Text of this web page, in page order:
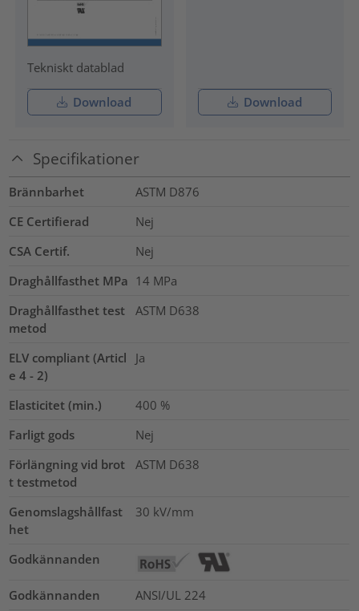
Tekniskt datablad
Download Download
Specifikationer
Brännbarhet
ASTM D876
CE Certifierad
Nej
CSA Certif.
Nej
Draghållfasthet MPa 14 MPa
Draghållfasthet test
metod
ASTM D638
ELV compliant (Articl
e 4 - 2)
Ja
Elasticitet (min.) 400 %
Farligt gods
Nej
Förlängning vid brot
t testmetod
ASTM D638
Genomslagshållfast
het
30 kV/mm
Godkännanden
Godkännanden
ANSI/UL 224